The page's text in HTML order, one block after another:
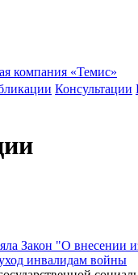
компания «Темис»
Консультации
Закон "О
инвалидам войны